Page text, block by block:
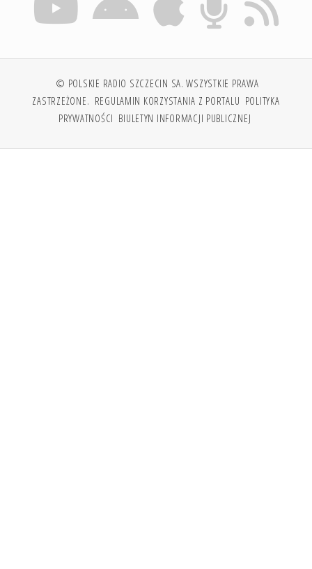
© POLSKIE RADIO SZCZECIN SA. WSZYSTKIE PRAWA
ZASTRZEŻONE. REGULAMIN KORZYSTANIA Z PORTALU POLITYKA
PRYWATNOŚCI BIULETYN INFORMACJI PUBLICZNEJ